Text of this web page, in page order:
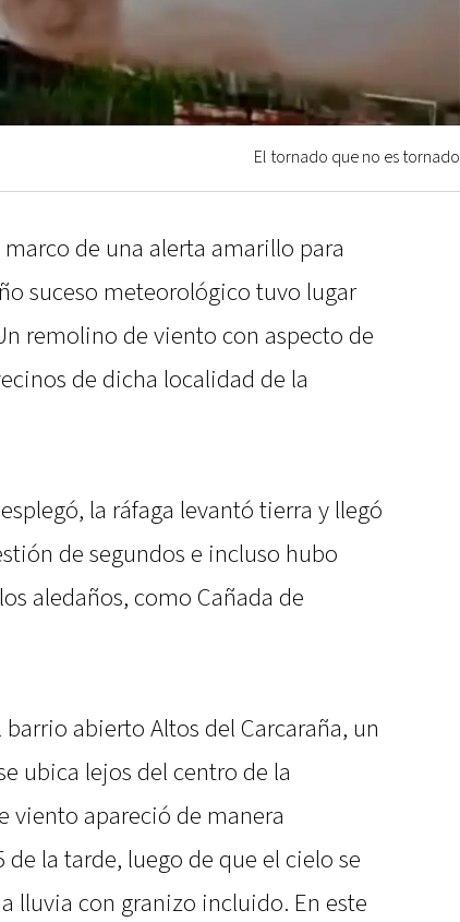
El tornado que no es tornado
marco de una alerta amarillo para
suceso meteorológico tuvo lugar
remolino de viento con aspecto de
de dicha localidad de la
la ráfaga levantó tierra y llegó
de segundos e incluso hubo
aledaños, como Cañada de
abierto Altos del Carcaraña, un
ubica lejos del centro de la
viento apareció de manera
de la tarde, luego de que el cielo se
lluvia con granizo incluido. En este